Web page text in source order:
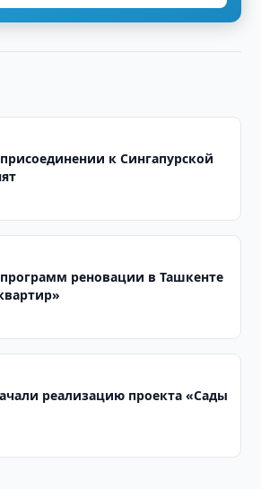
к Сингапурской
реновации в Ташкенте
реализацию проекта «Сады